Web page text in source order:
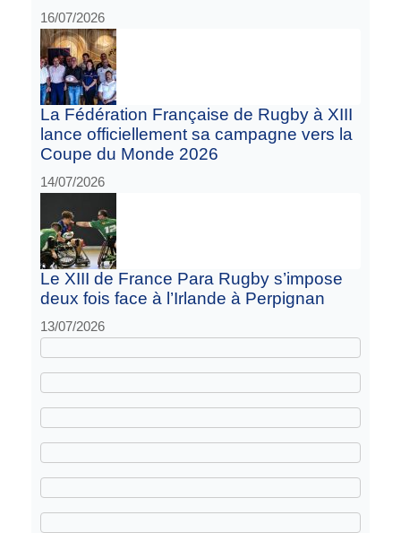
16/07/2026
La Fédération Française de Rugby à XIII
lance officiellement sa campagne vers la
Coupe du Monde 2026
14/07/2026
Le XIII de France Para Rugby s’impose
deux fois face à l’Irlande à Perpignan
13/07/2026